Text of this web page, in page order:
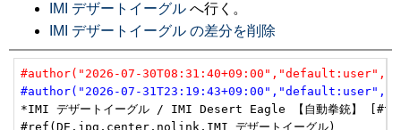
IMI デザートイーグル へ行く。
IMI デザートイーグル の差分を削除
#author("2026-07-
#author("2026-07-
*IMI デザートイーグル / IMI Desert Eagle 【自動拳銃】
#ref(DE.jpg,center,nolink,IMI デザートイーグル)